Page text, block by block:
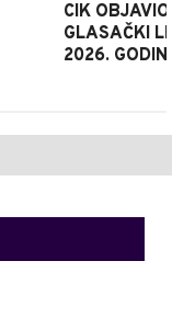
CIK
GLASAČKI
2026.